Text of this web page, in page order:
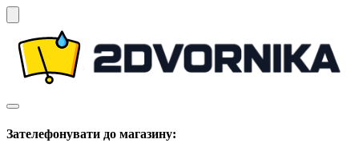
Зателефонувати до магазину: